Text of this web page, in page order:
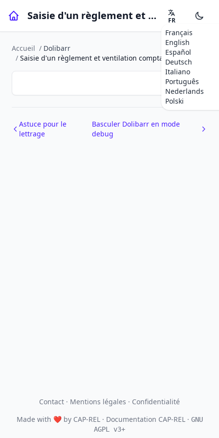
Saisie d'un règlement et ventilation comptable FR
Français
English
Español
Deutsch
Italiano
Português
Nederlands
Polski
Accueil / Dolibarr
/ Saisie d'un règlement et ventilation comptable
Astuce pour le
lettrage
Basculer Dolibarr en mode
debug
Contact · Mentions légales · Confidentialité
Made with ❤by CAP-REL· Documentation CAP-REL · GNU
AGPL v3+